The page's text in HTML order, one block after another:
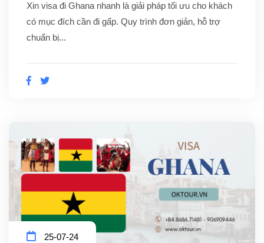
Xin visa đi Ghana nhanh là giải pháp tối ưu cho khách
có mục đích cần đi gấp. Quy trình đơn giản, hỗ trợ
chuẩn bị...
25-07-24